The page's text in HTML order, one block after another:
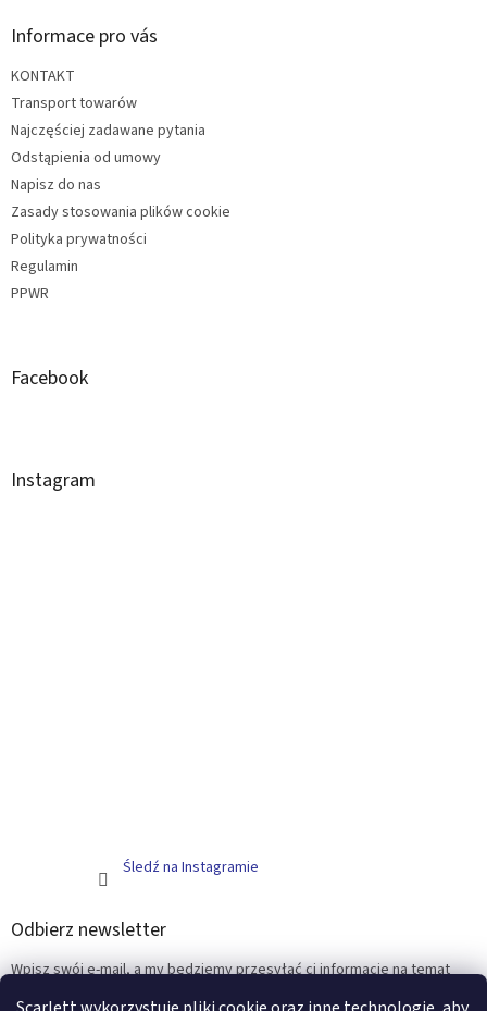
Informace pro vás
KONTAKT
Transport towarów
Najczęściej zadawane pytania
Odstąpienia od umowy
Napisz do nas
Zasady stosowania plików cookie
Polityka prywatności
Regulamin
PPWR
Facebook
Instagram
Śledź na Instagramie
Odbierz newsletter
Wpisz swój e-mail, a my będziemy przesyłać ci informacje na temat